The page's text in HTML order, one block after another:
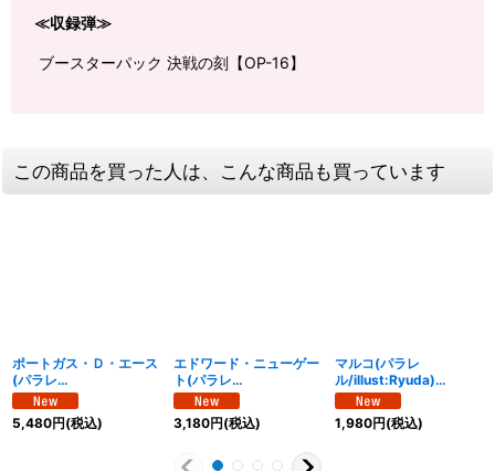
≪収録弾≫
ブースターパック 決戦の刻【OP-16】
この商品を買った人は、こんな商品も買っています
ポートガス・Ｄ・エース
(パラレ
ル/illust:Makitoshi)
【SEC/P】{OP16-118}
5,480円(税込)
エドワード・ニューゲー
ト(パラレ
ル/illust:Bashikou)
【SR/P】{OP16-003}
3,180円(税込)
マルコ(パラレ
ル/illust:Ryuda)
【R/P】{OP16-014}
1,980円(税込)